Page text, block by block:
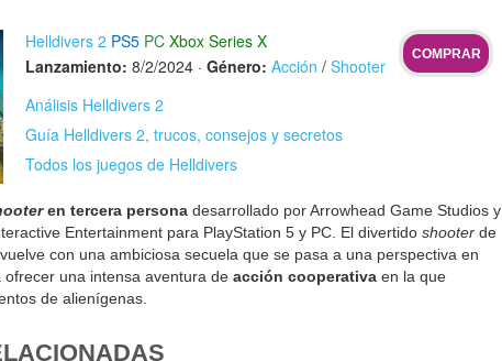
Helldivers 2 PS5 PC Xbox Series X
Lanzamiento: 8/2/2024 · Género: Acción / Shooter
COMPRAR
Análisis Helldivers 2
Guía Helldivers 2, trucos, consejos y secretos
Todos los juegos de Helldivers
en tercera persona desarrollado por Arrowhead Game Studios y
Entertainment para PlayStation 5 y PC. El divertido shooter de
vuelve con una ambiciosa secuela que se pasa a una perspectiva en
una intensa aventura de acción cooperativa en la que
de alienígenas.